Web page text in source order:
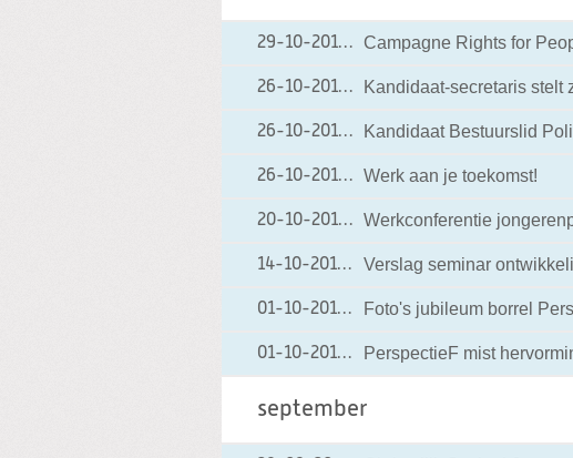
29-10-201029-10-2010 16:30
Campagne Rights for
26-10-201026-10-2010 10:12
Kandidaat-secretaris stelt
26-10-201026-10-2010 10:11
Kandidaat Bestuurslid
26-10-201026-10-2010 09:32
Werk aan je toekomst!
20-10-201020-10-2010 07:07
Werkconferentie
14-10-201014-10-2010 18:20
Verslag seminar
01-10-201001-10-2010 20:18
Foto's jubileum borrel
01-10-201001-10-2010 11:17
PerspectieF mist
september